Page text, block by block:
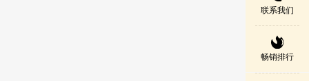
联系我们
畅销排行